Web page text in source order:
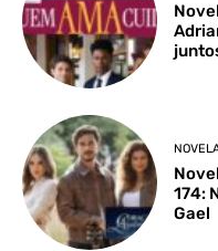
174:
Gael